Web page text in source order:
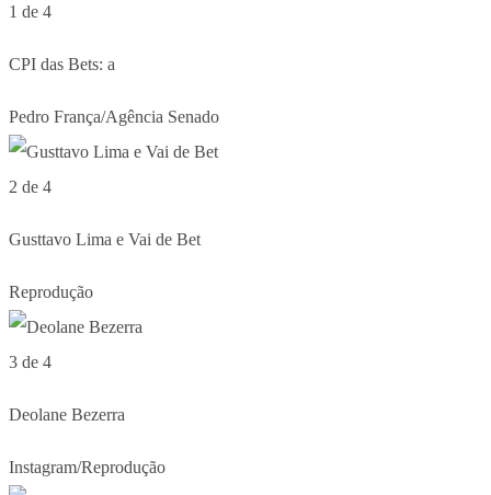
1 de 4
CPI das Bets: a
Pedro França/Agência Senado
2 de 4
Gusttavo Lima e Vai de Bet
Reprodução
3 de 4
Deolane Bezerra
Instagram/Reprodução